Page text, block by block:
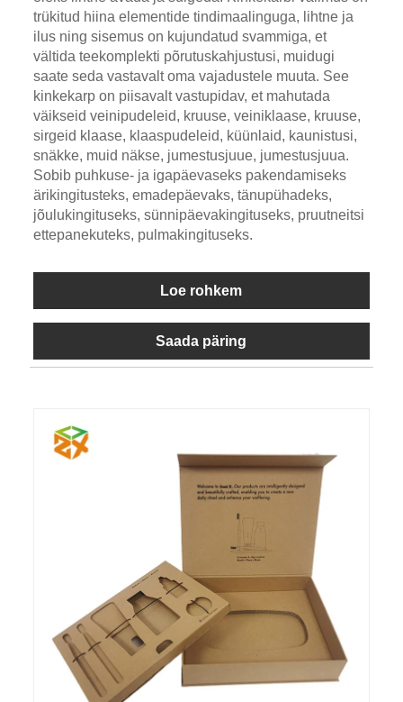
trükitud hiina elementide tindimaalinguga, lihtne ja
ilus ning sisemus on kujundatud svammiga, et
vältida teekomplekti põrutuskahjustusi, muidugi
saate seda vastavalt oma vajadustele muuta. See
kinkekarp on piisavalt vastupidav, et mahutada
väikseid veinipudeleid, kruuse, veiniklaase, kruuse,
sirgeid klaase, klaaspudeleid, küünlaid, kaunistusi,
snäkke, muid näkse, jumestusjuue, jumestusjuua.
Sobib puhkuse- ja igapäevaseks pakendamiseks
ärikingitusteks, emadepäevaks, tänupühadeks,
jõulukingituseks, sünnipäevakingituseks, pruutneitsi
ettepanekuteks, pulmakingituseks.
Loe rohkem
Saada päring